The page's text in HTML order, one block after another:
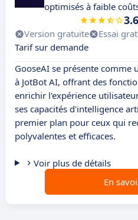
optimisés à faible
3.6
Version gratuite Essai
Tarif sur demande
GooseAI se présente comme
à JotBot AI, offrant des
enrichir l'expérience
ses capacités d'intelligence
premier plan pour ceux qui
polyvalentes et efficaces.
Voir plus de détails
En